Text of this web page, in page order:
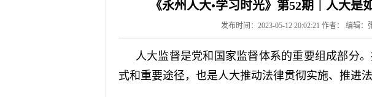
《永州人大•学习时光》第52期｜人大是
发布时间：2023-05-12 20:02:21 作者： 编辑：
人大监督是党和国家监督体系的重要组成部分
式和重要途径，也是人大推动法律贯彻实施、推进